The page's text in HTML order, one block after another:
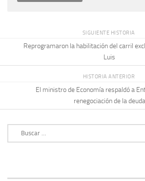
SIGUIENTE HISTORIA
Reprogramaron la habilitación del carril
Luis
HISTORIA ANTERIOR
El ministro de Economía respaldó a
renegociación de la deuda